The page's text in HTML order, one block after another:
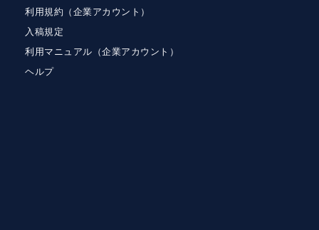
利用規約（企業アカウント）
入稿規定
利用マニュアル（企業アカウント）
ヘルプ